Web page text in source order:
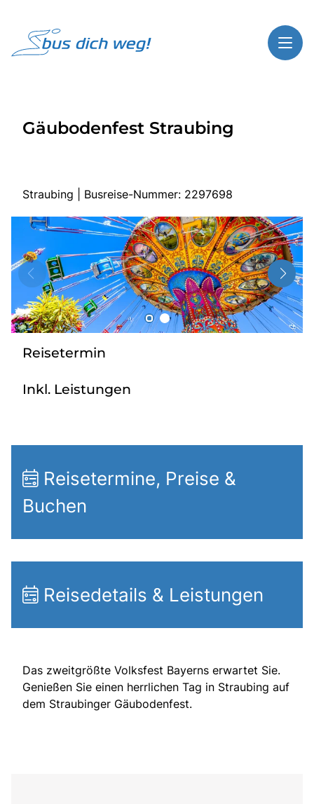
Highlights
Start
Busreisen
Bus mieten
Über Bus dich weg!
Radio
Sie befinden sich in:
Österreich
Gäubodenfest Straubing
Straubing | Busreise-Nummer: 2297698
Reisetermin
Inkl. Leistungen
Reisetermine, Preise &
Buchen
Reisedetails & Leistungen
Das zweitgrößte Volksfest Bayerns erwartet Sie.
Genießen Sie einen herrlichen Tag in Straubing auf
dem Straubinger Gäubodenfest.